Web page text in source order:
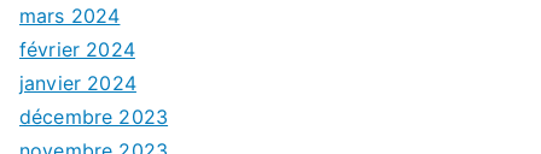
mars 2024
février 2024
janvier 2024
décembre 2023